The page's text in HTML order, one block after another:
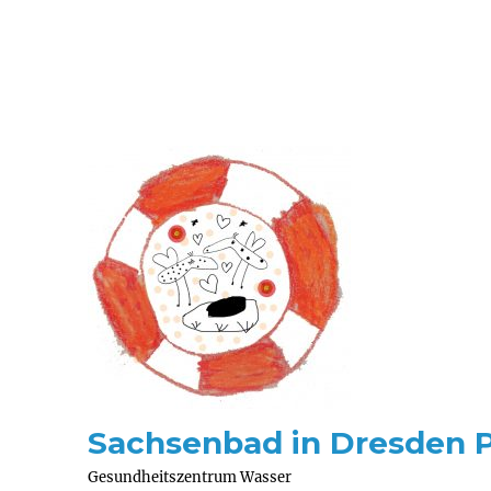
Sachsenbad in Dresden
Gesundheitszentrum Wasser